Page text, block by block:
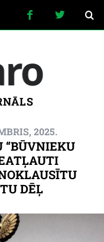
2025.
“BŪVNIEKU
DĒĻ